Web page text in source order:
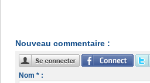
Nouveau commentaire :
Nom * :